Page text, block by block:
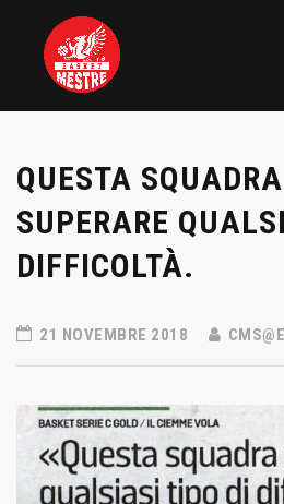
QUESTA
SUPERARE
DIFFICOLTÀ.
21 NOVEMBRE 2018